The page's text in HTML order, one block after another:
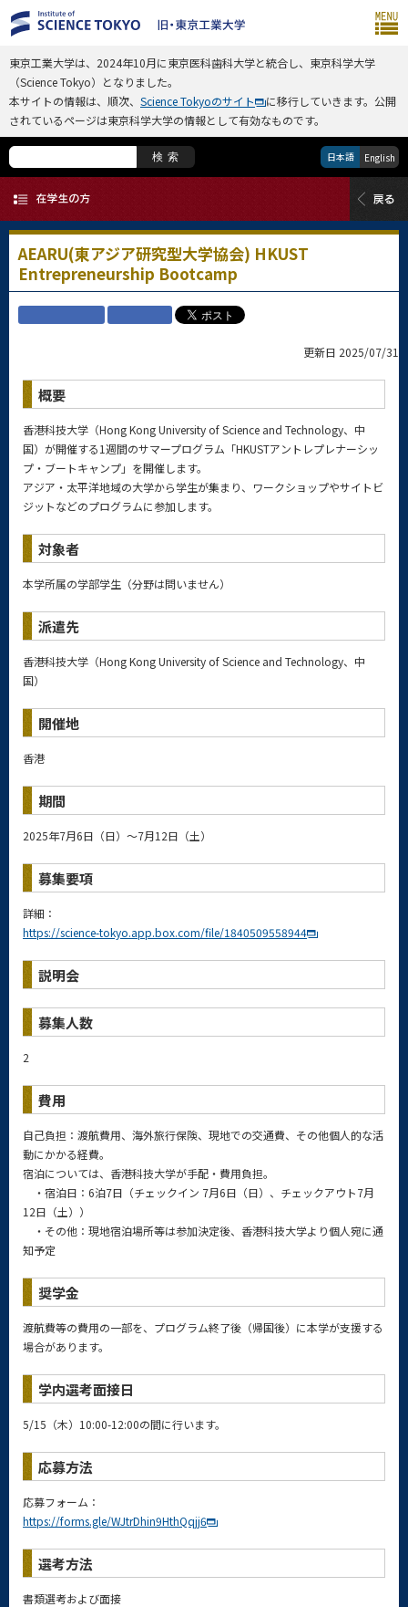
東京工業大学は、2024年10月に東京医科歯科大学と統合し、東京科学大学
（Science Tokyo）となりました。
本サイトの情報は、順次、 Science Tokyoのサイト
に移行していきます。公開
されているページは東京科学大学の情報として有効なものです。
検索 日本語 English
AEARU(東アジア研究型大学協会) HKUST
Entrepreneurship Bootcamp
更新日 2025/07/31
概要
香港科技大学（Hong Kong University of Science and Technology、中
国）が開催する1週間のサマープログラム「HKUSTアントレプレナーシッ
プ・ ブートキャンプ」を開催します。
アジア・ 太平洋地域の大学から学生が集まり、ワークショップやサイトビ
ジットなどのプログラムに参加します。
対象者
本学所属の学部学生（分野は問いません）
派遣先
香港科技大学（Hong Kong University of Science and Technology、中
国）
開催地
香港
期間
2025年7月6日（日）～7月12日（土）
募集要項
詳細：
https://science-tokyo.app.box.com/file/1840509558944
説明会
募集人数
2
費用
自己負担：渡航費用、海外旅行保険、現地での交通費、 その他個人的な活
動にかかる経費。
宿泊については、香港科技大学が手配・費用負担。
・宿泊日：6泊7日（チェックイン 7月6日（日）、チェックアウト7月
12日（土））
・その他：現地宿泊場所等は参加決定後、 香港科技大学より個人宛に通
知予定
奨学金
渡航費等の費用の一部を、プログラム終了後（帰国後） に本学が支援する
場合があります。
学内選考面接日
5/15（木）10:00-12:00の間に行います。
応募方法
応募フォーム：
https://forms.gle/WJtrDhin9HthQqjj6
選考方法
書類選考および面接